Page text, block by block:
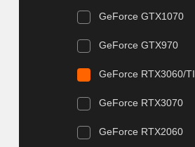
GeForce GTX1070
GeForce GTX970
GeForce RTX3060/TI
GeForce RTX3070
GeForce RTX2060